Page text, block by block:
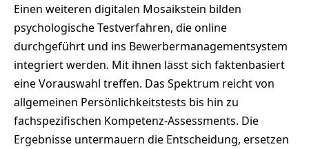
Einen weiteren digitalen Mosaikstein bilden
psychologische Testverfahren, die online
durchgeführt und ins Bewerbermanagementsystem
integriert werden. Mit ihnen lässt sich faktenbasiert
eine Vorauswahl treffen. Das Spektrum reicht von
allgemeinen Persönlichkeitstests bis hin zu
fachspezifischen Kompetenz-Assessments. Die
Ergebnisse untermauern die Entscheidung, ersetzen